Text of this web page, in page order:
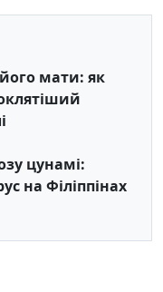
його мати: як
цунамі:
на Філіппінах